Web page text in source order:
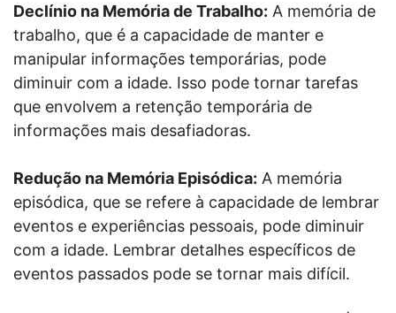
Declínio na Memória de Trabalho: A memória de
trabalho, que é a capacidade de manter e
manipular informações temporárias, pode
diminuir com a idade. Isso pode tornar tarefas
que envolvem a retenção temporária de
informações mais desafiadoras.
Redução na Memória Episódica: A memória
episódica, que se refere à capacidade de lembrar
eventos e experiências pessoais, pode diminuir
com a idade. Lembrar detalhes específicos de
eventos passados pode se tornar mais difícil.